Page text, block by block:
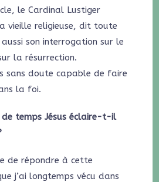
le Cardinal Lustiger
vieille religieuse, dit toute
son interrogation sur le
la résurrection.
sans doute capable de faire
la foi.
de temps Jésus éclaire-t-il
de répondre à cette
j’ai longtemps vécu dans